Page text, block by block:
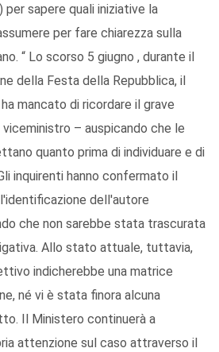
sapere quali iniziative la
per fare chiarezza sulla
“ Lo scorso 5 giugno , durante il
della Festa della Repubblica, il
mancato di ricordare il grave
– auspicando che le
quanto prima di individuare e di
inquirenti hanno confermato il
dell'autore
che non sarebbe stata trascurata
Allo stato attuale, tuttavia,
indicherebbe una matrice
né vi è stata finora alcuna
Il Ministero continuerà a
attenzione sul caso attraverso il